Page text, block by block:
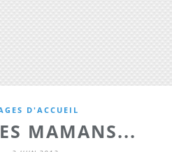
D'ACCUEIL
MAMANS...